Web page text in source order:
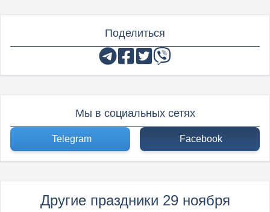
Поделиться
Мы в социальных сетях
Telegram Facebook
Другие праздники 29 ноября